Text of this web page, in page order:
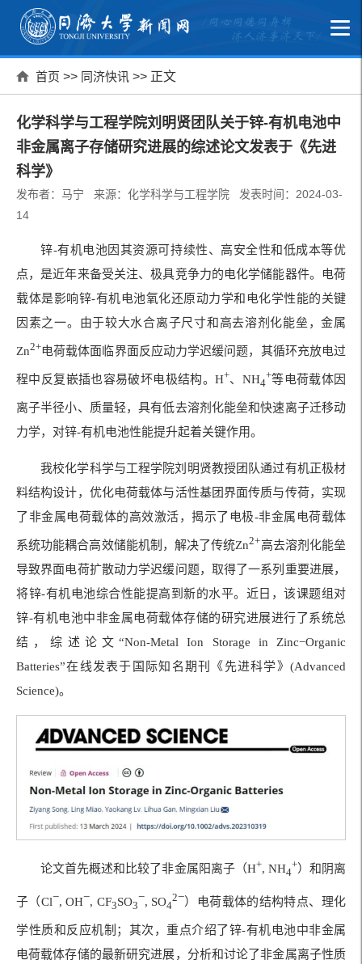
首页 >> 同济快讯 >> 正文
化学科学与工程学院刘明贤团队关于锌-有机电池中
非金属离子存储研究进展的综述论文发表于《先进
科学》
发布者：马宁 来源：化学科学与工程学院 发表时间：2024-03-
14
锌-有机电池因其资源可持续性、高安全性和低成本等优
点，是近年来备受关注、极具竞争力的电化学储能器件。电荷
载体是影响锌-有机电池氧化还原动力学和电化学性能的关键
因素之一。由于较大水合离子尺寸和高去溶剂化能垒，金属
Zn2+电荷载体面临界面反应动力学迟缓问题，其循环充放电过
程中反复嵌插也容易破坏电极结构。H+、NH4
+等电荷载体因
离子半径小、质量轻，具有低去溶剂化能垒和快速离子迁移动
力学，对锌-有机电池性能提升起着关键作用。
我校化学科学与工程学院刘明贤教授团队通过有机正极材
料结构设计，优化电荷载体与活性基团界面传质与传荷，实现
了非金属电荷载体的高效激活，揭示了电极-非金属电荷载体
系统功能耦合高效储能机制，解决了传统Zn2+高去溶剂化能垒
导致界面电荷扩散动力学迟缓问题，取得了一系列重要进展，
将锌-有机电池综合性能提高到新的水平。近日，该课题组对
锌-有机电池中非金属电荷载体存储的研究进展进行了系统总
结，综述论文“Non-Metal Ion Storage in Zinc−Organic
Batteries”在线发表于国际知名期刊《先进科学》(Advanced
Science)。
论文首先概述和比较了非金属阳离子（H+, NH4
+）和阴离
子（Cl−, OH−, CF3SO3
−, SO4
2−）电荷载体的结构特点、理化
学性质和反应机制；其次，重点介绍了锌-有机电池中非金属
电荷载体存储的最新研究进展，分析和讨论了非金属离子性质